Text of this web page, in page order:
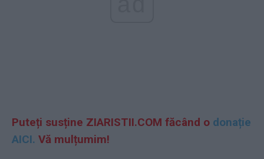
Puteți susține ZIARISTII.COM făcând o donație
AICI. Vă mulțumim!